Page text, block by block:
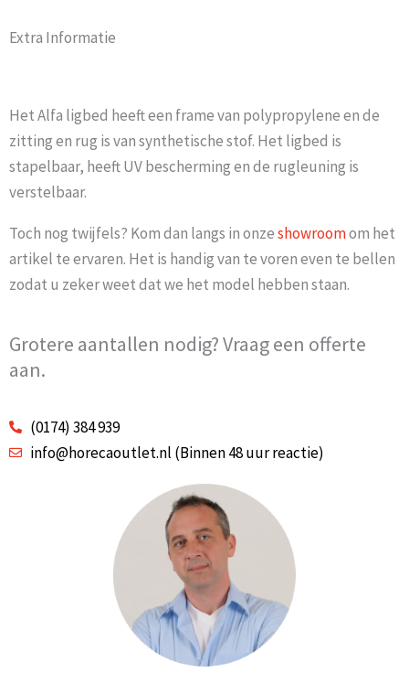
Extra Informatie
Het Alfa ligbed heeft een frame van polypropylene en de
zitting en rug is van synthetische stof. Het ligbed is
stapelbaar, heeft UV bescherming en de rugleuning is
verstelbaar.
Toch nog twijfels? Kom dan langs in onzeshowroomom het
artikel te ervaren. Het is handig van te voren even te bellen
zodat u zeker weet dat we het model hebben staan.
Grotere aantallen nodig? Vraag een offerte
aan.
(0174) 384 939
info@horecaoutlet.nl (Binnen 48 uur reactie)